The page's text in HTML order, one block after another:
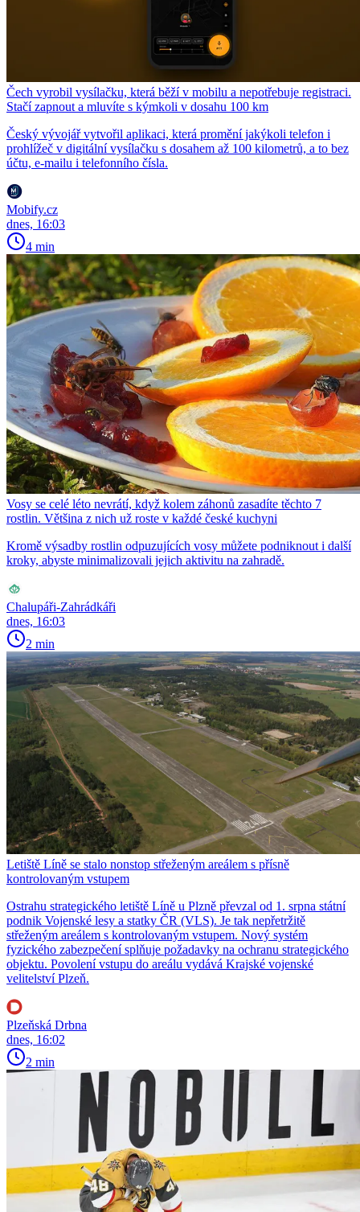
Čech vyrobil vysílačku, která běží v mobilu a nepotřebuje registraci.
Stačí zapnout a mluvíte s kýmkoli v dosahu 100 km
Český vývojář vytvořil aplikaci, která promění jakýkoli telefon i
prohlížeč v digitální vysílačku s dosahem až 100 kilometrů, a to bez
účtu, e-mailu i telefonního čísla.
Mobify.cz
dnes, 16:03
4 min
Vosy se celé léto nevrátí, když kolem záhonů zasadíte těchto 7
rostlin. Většina z nich už roste v každé české kuchyni
Kromě výsadby rostlin odpuzujících vosy můžete podniknout i další
kroky, abyste minimalizovali jejich aktivitu na zahradě.
Chalupáři-Zahrádkáři
dnes, 16:03
2 min
Letiště Líně se stalo nonstop střeženým areálem s přísně
kontrolovaným vstupem
Ostrahu strategického letiště Líně u Plzně převzal od 1. srpna státní
podnik Vojenské lesy a statky ČR (VLS). Je tak nepřetržitě
střeženým areálem s kontrolovaným vstupem. Nový systém
fyzického zabezpečení splňuje požadavky na ochranu strategického
objektu. Povolení vstupu do areálu vydává Krajské vojenské
velitelství Plzeň.
Plzeňská Drbna
dnes, 16:02
2 min